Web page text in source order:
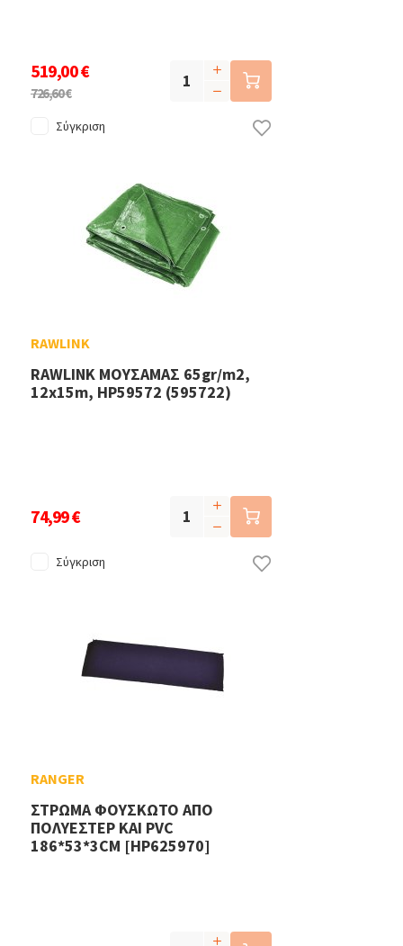
519,00 €
726,60 €
Σύγκριση
RAWLINK
RAWLINK ΜΟΥΣΑΜΑΣ 65gr/m2,
12x15m, HP59572 (595722)
74,99 €
Σύγκριση
RANGER
ΣΤΡΩΜΑ ΦΟΥΣΚΩΤΟ ΑΠΟ
ΠΟΛΥΕΣΤΕΡ ΚΑΙ PVC
186*53*3CM [HP625970]